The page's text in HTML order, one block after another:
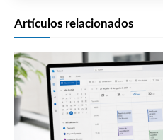
Artículos relacionados